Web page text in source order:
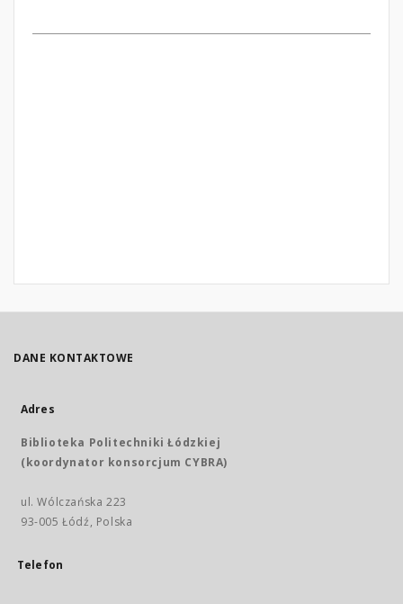
DANE KONTAKTOWE
Adres
Biblioteka Politechniki Łódzkiej
(koordynator konsorcjum CYBRA)
ul. Wólczańska 223
93-005 Łódź, Polska
Telefon